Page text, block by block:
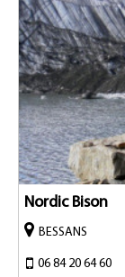
Nordic Bison
BESSANS
06 84 20 64 60